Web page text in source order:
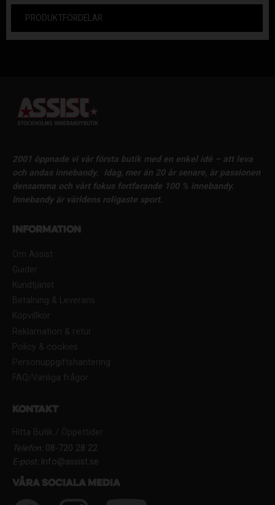
PRODUKTFÖRDELAR
2001 öppnade vi vår första butik med en enkel idé – att leva
och andas innebandy.
Idag, mer än 20 år senare, är passionen
densamma och vårt fokus fortfarande 100 % innebandy.
Innebandy är världens roligaste sport.
Information
Om Assist
Guider
Kundtjänst
Betalning & Leverans
Köpvillkor
Reklamation & retur
Policy & cookies
Personuppgiftshantering
FAQ/Vanliga frågor
Kontakt
Hitta Butik / Öppettider
Telefon:08-720 28 22
E-post:Info@assist.se
Våra sociala media